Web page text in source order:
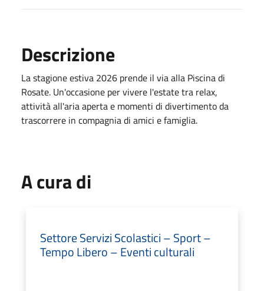
Descrizione
La stagione estiva 2026 prende il via alla Piscina di
Rosate. Un'occasione per vivere l'estate tra relax,
attività all'aria aperta e momenti di divertimento da
trascorrere in compagnia di amici e famiglia.
A cura di
Settore Servizi Scolastici – Sport –
Tempo Libero – Eventi culturali